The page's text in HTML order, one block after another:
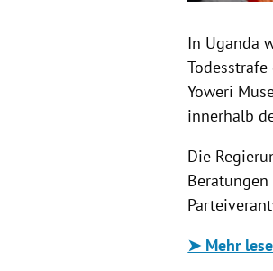
In Uganda
Yoweri
innerhalb
Die
➤ Mehr